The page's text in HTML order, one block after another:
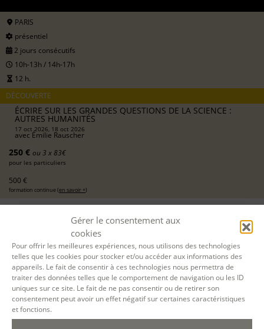
Gérer le consentement aux
cookies
Pour offrir les meilleures expériences, nous utilisons des technologies
telles que les cookies pour stocker et/ou accéder aux informations des
appareils. Le fait de consentir à ces technologies nous permettra de
traiter des données telles que le comportement de navigation ou les ID
uniques sur ce site. Le fait de ne pas consentir ou de retirer son
consentement peut avoir un effet négatif sur certaines caractéristiques
et fonctions.
PARIS
présentiel
2 jours consécutifs
10h-13h / 14h-17h
12 h.
DÉCOUVERTE
ÉCRIRE SUR LES GRANDES QUESTIONS DE LA SCIENCE :
AUTRES HUMANITÉS
17 oct 2026, 18 oct 2026
avec Émilie Rauscher
250 € ou 3 x 83€
pour les particuliers
500 €
formation continue (en savoir +)
S'INSCRIRE EN LIGNE
19 DÉC. 2026